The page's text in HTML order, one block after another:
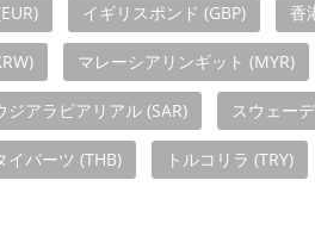
イギリスポンド (GBP) 香
マレーシアリンギット (MYR)
ジアラビアリアル (SAR) スウェー
イバーツ (THB) トルコリラ (TRY)